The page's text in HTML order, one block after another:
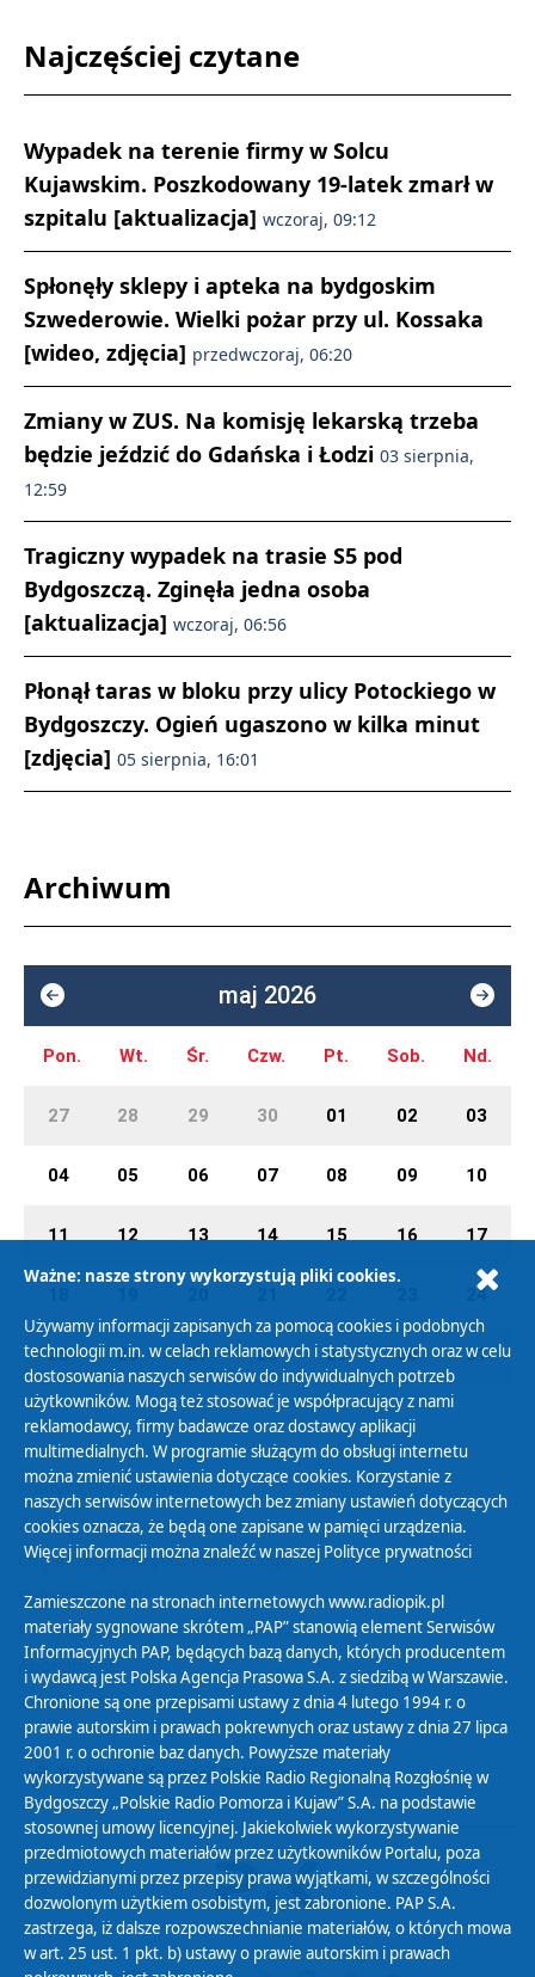
Najczęściej czytane
Wypadek na terenie firmy w Solcu
Kujawskim. Poszkodowany 19-latek zmarł w
szpitalu [aktualizacja] wczoraj, 09:12
Spłonęły sklepy i apteka na bydgoskim
Szwederowie. Wielki pożar przy ul. Kossaka
[wideo, zdjęcia] przedwczoraj, 06:20
Zmiany w ZUS. Na komisję lekarską trzeba
będzie jeździć do Gdańska i Łodzi 03 sierpnia,
12:59
Tragiczny wypadek na trasie S5 pod
Bydgoszczą. Zginęła jedna osoba
[aktualizacja] wczoraj, 06:56
Płonął taras w bloku przy ulicy Potockiego w
Bydgoszczy. Ogień ugaszono w kilka minut
[zdjęcia] 05 sierpnia, 16:01
Archiwum
maj 2026
Pon. Wt. Śr. Czw. Pt. Sob. Nd.
27 28 29 30 01 02 03
04 05 06 07 08 09 10
11 12 13 14 15 16 17
24
25 26 27 28 29 30 31
Polityka Prywatności
Zasady korzystania z Serwisu
Organizacje Pożytku Publicznego
Cyfryzacja DAB+
Polityka ochrony danych osobowych
Abonament
Zamówienia publiczne
Biuletyn Informacji Publicznej
Ważne: nasze strony wykorzystują pliki cookies.
Używamy informacji zapisanych za pomocą cookies i podobnych
technologii m.in. w celach reklamowych i statystycznych oraz w celu
dostosowania naszych serwisów do indywidualnych potrzeb
użytkowników. Mogą też stosować je współpracujący z nami
reklamodawcy, firmy badawcze oraz dostawcy aplikacji
multimedialnych. W programie służącym do obsługi internetu
można zmienić ustawienia dotyczące cookies. Korzystanie z
naszych serwisów internetowych bez zmiany ustawień dotyczących
cookies oznacza, że będą one zapisane w pamięci urządzenia.
Więcej informacji można znaleźć w naszej Polityce prywatności
Zamieszczone na stronach internetowych www.radiopik.pl
materiały sygnowane skrótem „PAP” stanowią element Serwisów
Informacyjnych PAP, będących bazą danych, których producentem
i wydawcą jest Polska Agencja Prasowa S.A. z siedzibą w Warszawie.
Chronione są one przepisami ustawy z dnia 4 lutego 1994 r. o
prawie autorskim i prawach pokrewnych oraz ustawy z dnia 27 lipca
2001 r. o ochronie baz danych. Powyższe materiały
wykorzystywane są przez Polskie Radio Regionalną Rozgłośnię w
Bydgoszczy „Polskie Radio Pomorza i Kujaw” S.A. na podstawie
stosownej umowy licencyjnej. Jakiekolwiek wykorzystywanie
przedmiotowych materiałów przez użytkowników Portalu, poza
przewidzianymi przez przepisy prawa wyjątkami, w szczególności
dozwolonym użytkiem osobistym, jest zabronione. PAP S.A.
zastrzega, iż dalsze rozpowszechnianie materiałów, o których mowa
w art. 25 ust. 1 pkt. b) ustawy o prawie autorskim i prawach